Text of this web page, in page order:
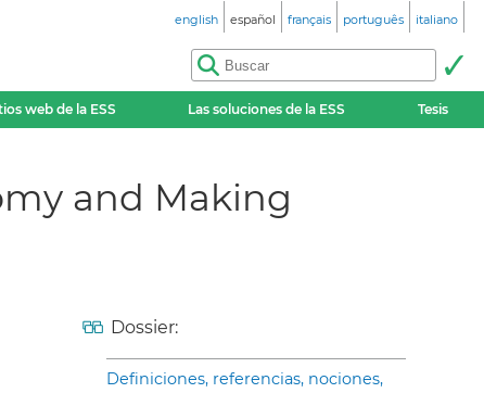
english español français português italiano
web de la ESS Las soluciones de la ESS Tesis
and Making
Dossier:
Definiciones, referencias, nociones,